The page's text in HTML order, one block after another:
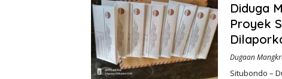
Diduga
Proyek
Dugaan
Situbondo –